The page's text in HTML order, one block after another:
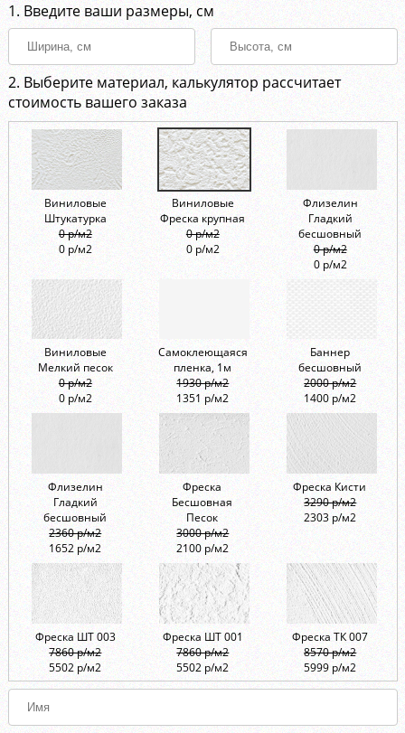
1. Введите ваши размеры, см
2. Выберите материал, калькулятор рассчитает
стоимость вашего заказа
Виниловые
Штукатурка
0 р/м2
0 р/м2
Виниловые
Фреска крупная
0 р/м2
0 р/м2
Флизелин
Гладкий
бесшовный
0 р/м2
0 р/м2
Виниловые
Мелкий песок
0 р/м2
0 р/м2
Самоклеющаяся
пленка, 1м
1930 р/м2
1351 р/м2
Баннер
бесшовный
2000 р/м2
1400 р/м2
Флизелин
Гладкий
бесшовный
2360 р/м2
1652 р/м2
Фреска
Бесшовная
Песок
3000 р/м2
2100 р/м2
Фреска Кисти
3290 р/м2
2303 р/м2
Фреска ШТ 003
7860 р/м2
5502 р/м2
Фреска ШТ 001
7860 р/м2
5502 р/м2
Фреска ТК 007
8570 р/м2
5999 р/м2